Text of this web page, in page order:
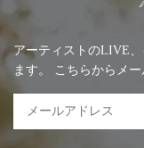
アーティストのLIVE
ます。 こちらからメ